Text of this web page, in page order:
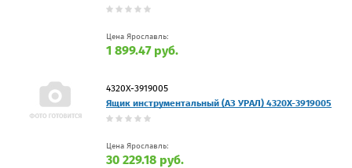
Цена Ярославль:
1 899.47 руб.
4320Х-3919005
Ящик инструментальный (АЗ УРАЛ) 4320Х-3919005
Цена Ярославль:
30 229.18 руб.